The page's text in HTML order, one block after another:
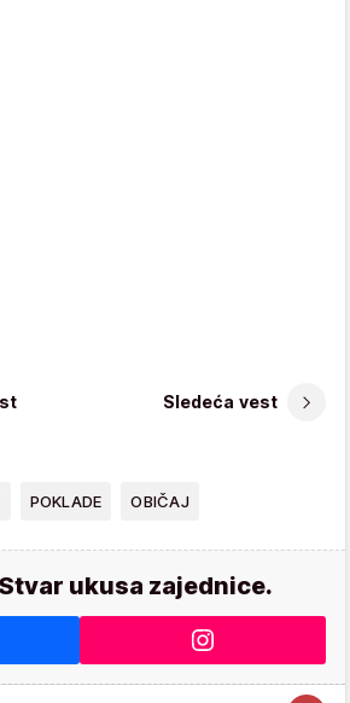
Sledeća vest
POKLADE OBIČAJ
ukusa zajednice.